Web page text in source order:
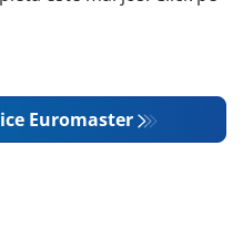
Euromaster